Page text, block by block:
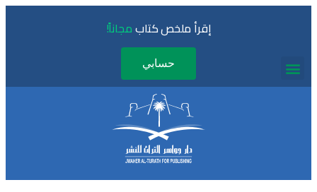
إقرأ ملخص كتابمجاناً!
حسابي